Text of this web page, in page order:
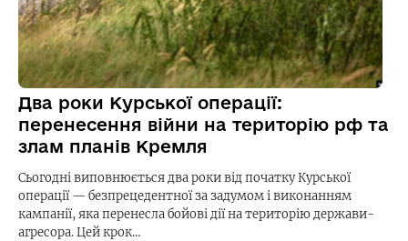
Два роки Курської операції:
перенесення війни на територію рф та
злам планів Кремля
Сьогодні виповнюється два роки від початку Курської
операції — безпрецедентної за задумом і виконанням
кампанії, яка перенесла бойові дії на територію держави-
агресора. Цей крок…